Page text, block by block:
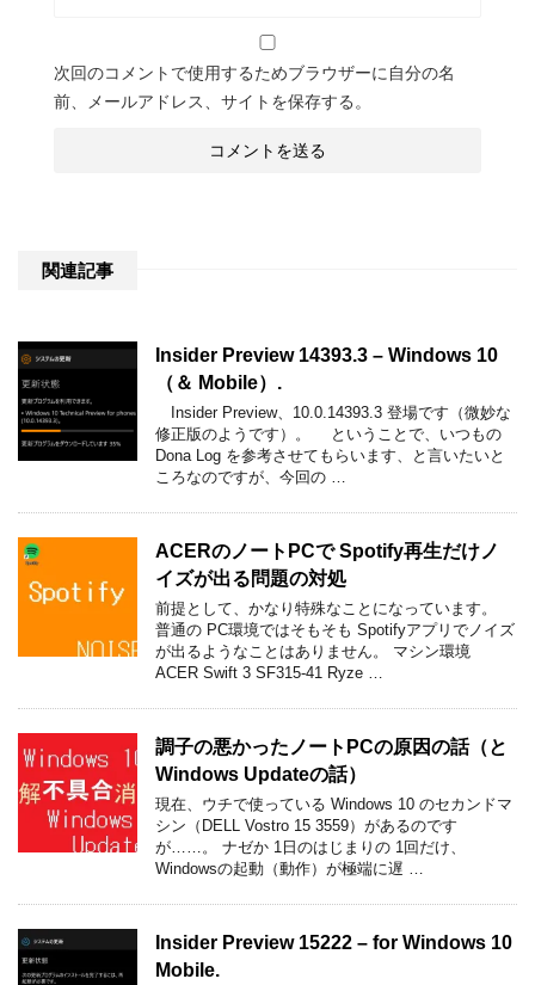
次回のコメントで使用するためブラウザーに自分の名
前、メールアドレス、サイトを保存する。
関連記事
Insider Preview 14393.3 – Windows 10
（＆ Mobile）.
Insider Preview、10.0.14393.3 登場です（微妙な
修正版のようです）。 ということで、いつもの
Dona Log を参考させてもらいます、と言いたいと
ころなのですが、今回の …
ACERのノートPCで Spotify再生だけノ
イズが出る問題の対処
前提として、かなり特殊なことになっています。
普通の PC環境ではそもそも Spotifyアプリでノイズ
が出るようなことはありません。 マシン環境
ACER Swift 3 SF315-41 Ryze …
調子の悪かったノートPCの原因の話（と
Windows Updateの話）
現在、ウチで使っている Windows 10 のセカンドマ
シン（DELL Vostro 15 3559）があるのです
が……。 ナゼか 1日のはじまりの 1回だけ、
Windowsの起動（動作）が極端に遅 …
Insider Preview 15222 – for Windows 10
Mobile.